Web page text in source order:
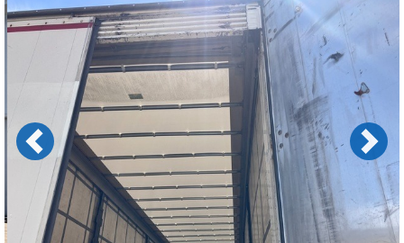
Previous Next